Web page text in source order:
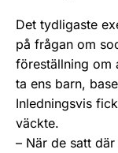
Det tydligaste
på frågan om
föreställning om
ta ens barn,
Inledningsvis
väckte.
– När de satt